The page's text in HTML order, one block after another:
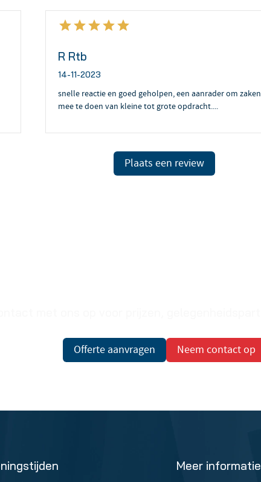
R Rtb
14-11-2023
snelle reactie en goed geholpen, een aanrader om zaken
mee te doen van kleine tot grote opdracht....
Plaats een review
Offerte aanvragen Neem contact op
Meer informatie